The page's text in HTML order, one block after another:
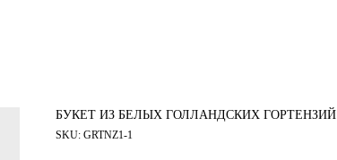
БУКЕТ ИЗ БЕЛЫХ ГОЛЛАНДСКИХ ГОРТЕНЗИЙ
SKU: GRTNZ1-1